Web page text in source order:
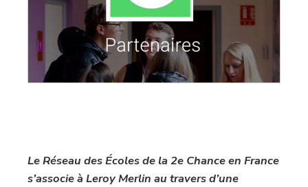
Le Réseau des Écoles de la 2e Chance en France
s’associe à Leroy Merlin au travers d’une